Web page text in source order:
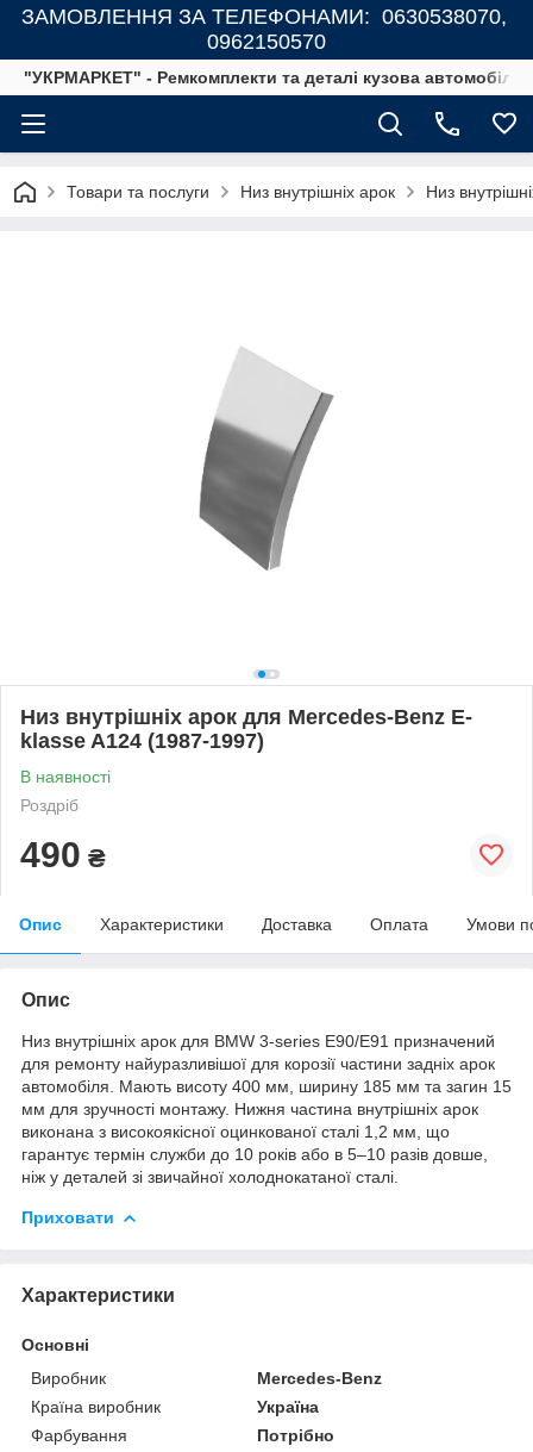
ЗАМОВЛЕННЯ ЗА ТЕЛЕФОНАМИ: 0630538070,
0962150570
"УКРМАРКЕТ" - Ремкомплекти та деталі кузова автомобілів
Товари та послуги Низ внутрішніх арок Низ
Низ внутрішніх арок для Mercedes-Benz E-
klasse A124 (1987-1997)
В наявності
Роздріб
490 ₴
Опис Характеристики Доставка Оплата Умови
Опис
Низ внутрішніх арок для BMW 3-series E90/E91 призначений
для ремонту найуразливішої для корозії частини задніх арок
автомобіля. Мають висоту 400 мм, ширину 185 мм та загин 15
мм для зручності монтажу. Нижня частина внутрішніх арок
виконана з високоякісної оцинкованої сталі 1,2 мм, що
гарантує термін служби до 10 років або в 5–10 разів довше,
ніж у деталей зі звичайної холоднокатаної сталі.
Приховати
Характеристики
Основні
Виробник
Mercedes-Benz
Країна виробник
Україна
Фарбування
Потрібно